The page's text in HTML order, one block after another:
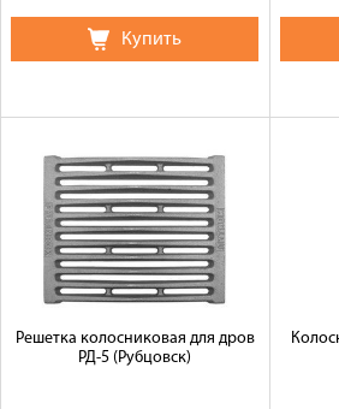
Купить
Решетка колосниковая для дров
РД-5 (Рубцовск)